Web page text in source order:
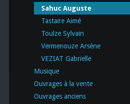
Sahuc Auguste
Tastaire Aimé
Toulze Sylvain
Vermenouze Arsène
VEZIAT Gabrielle
Musique
Ouvrages à la vente
Ouvrages anciens